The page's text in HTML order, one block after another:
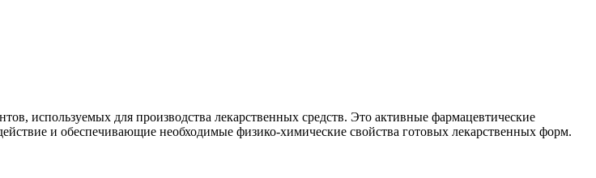
используемых для производства лекарственных средств. Это активные фармацевтические
и обеспечивающие необходимые физико-химические свойства готовых лекарственных форм.